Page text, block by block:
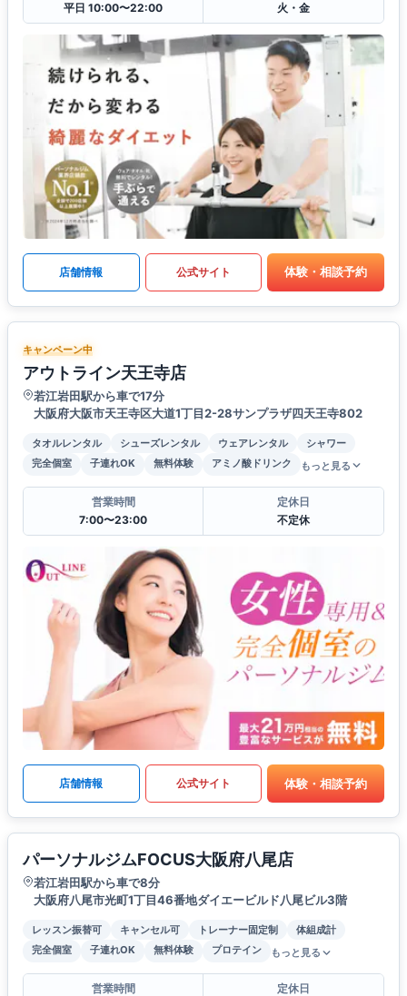
平日 10:00〜22:00
火・金
店舗情報 公式サイト 体験・相談予約
キャンペーン中
アウトライン天王寺店
若江岩田駅から車で17分
大阪府大阪市天王寺区大道1丁目2-28サンプラザ四天王寺802
タオルレンタル シューズレンタル ウェアレンタル
シャワー
完全個室
子連れOK 無料体験 アミノ酸ドリンク もっと見る
営業時間
7:00〜23:00
定休日
不定休
店舗情報 公式サイト 体験・相談予約
パーソナルジムFOCUS大阪府八尾店
若江岩田駅から車で8分
大阪府八尾市光町1丁目46番地ダイエービルド八尾ビル3階
レッスン振替可 キャンセル可 トレーナー固定制
体組成計
完全個室
子連れOK 無料体験 プロテイン もっと見る
営業時間 定休日